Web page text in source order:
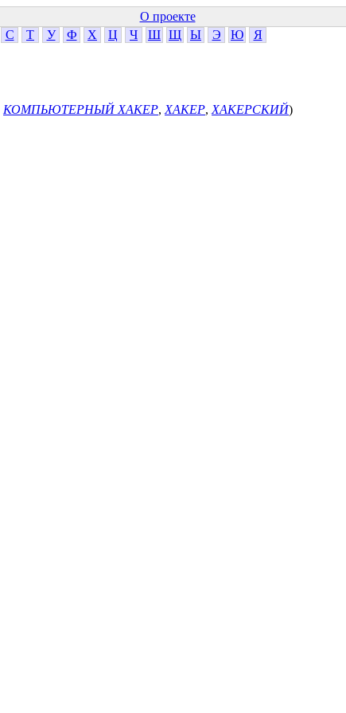
О проекте
С Т У Ф Х Ц Ч Ш Щ Ы Э Ю Я
КОМПЬЮТЕРНЫЙ ХАКЕР, ХАКЕР, ХАКЕРСКИЙ)